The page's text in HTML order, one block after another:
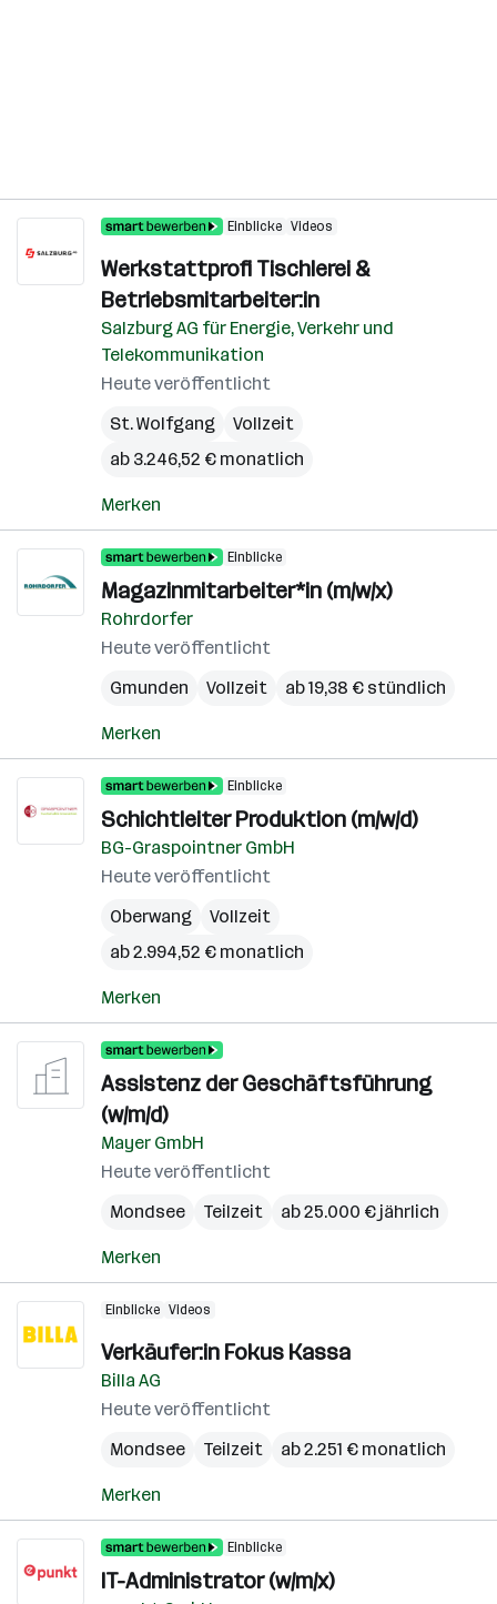
Einblicke Videos
Werkstattprofi Tischlerei &
Betriebsmitarbeiter:in
Salzburg AG für Energie, Verkehr und
Telekommunikation
Heute veröffentlicht
St. Wolfgang
Vollzeit
ab 3.246,52 € monatlich
Merken
Einblicke
Magazinmitarbeiter*in (m/w/x)
Rohrdorfer
Heute veröffentlicht
Gmunden
Vollzeit ab 19,38 € stündlich
Merken
Einblicke
Schichtleiter Produktion (m/w/d)
BG-Graspointner GmbH
Heute veröffentlicht
Oberwang
Vollzeit
ab 2.994,52 € monatlich
Merken
Assistenz der Geschäftsführung
(w/m/d)
Mayer GmbH
Heute veröffentlicht
Mondsee
Teilzeit ab 25.000 € jährlich
Merken
Einblicke Videos
Verkäufer:in Fokus Kassa
Billa AG
Heute veröffentlicht
Mondsee
Teilzeit ab 2.251 € monatlich
Merken
Einblicke
IT-Administrator (w/m/x)